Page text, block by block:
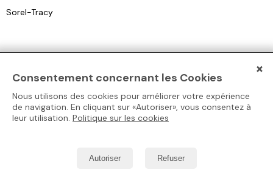
Sorel-Tracy
×
Consentement concernant les Cookies
Nous utilisons des cookies pour améliorer votre expérience
de navigation. En cliquant sur «Autoriser», vous consentez à
leur utilisation. Politique sur les cookies
Autoriser Refuser
Résidences
Collection™
Résidences
pour aînés
Types de
résidences
Formulaire
de